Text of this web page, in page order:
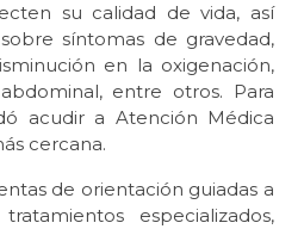
su calidad de vida, así
síntomas de gravedad,
en la oxigenación,
entre otros. Para
acudir a Atención Médica
cercana.
de orientación guiadas a
especializados,